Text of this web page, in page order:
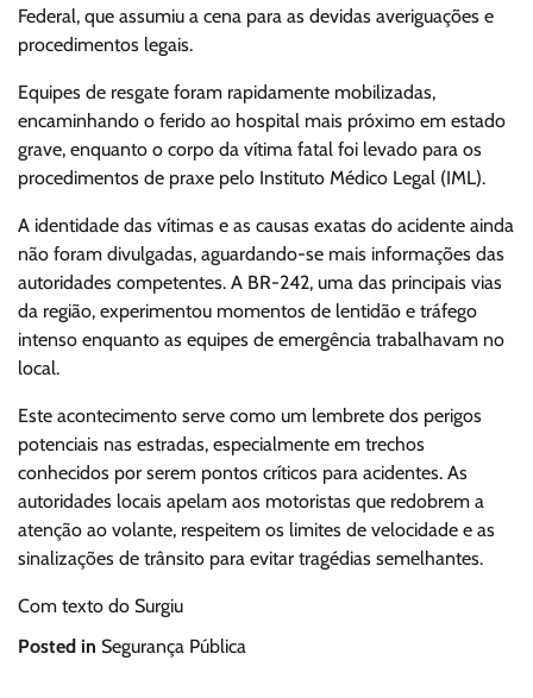
Federal, que assumiu a cena para as devidas averiguações e
procedimentos legais.
Equipes de resgate foram rapidamente mobilizadas,
encaminhando o ferido ao hospital mais próximo em estado
grave, enquanto o corpo da vítima fatal foi levado para os
procedimentos de praxe pelo Instituto Médico Legal (IML).
A identidade das vítimas e as causas exatas do acidente ainda
não foram divulgadas, aguardando-se mais informações das
autoridades competentes. A BR-242, uma das principais vias
da região, experimentou momentos de lentidão e tráfego
intenso enquanto as equipes de emergência trabalhavam no
local.
Este acontecimento serve como um lembrete dos perigos
potenciais nas estradas, especialmente em trechos
conhecidos por serem pontos críticos para acidentes. As
autoridades locais apelam aos motoristas que redobrem a
atenção ao volante, respeitem os limites de velocidade e as
sinalizações de trânsito para evitar tragédias semelhantes.
Com texto do Surgiu
Posted in Segurança Pública